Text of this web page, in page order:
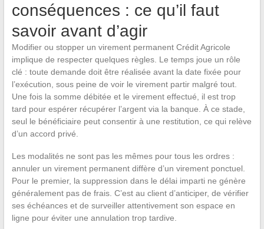
conséquences : ce qu’il faut
savoir avant d’agir
Modifier ou stopper un virement permanent Crédit Agricole
implique de respecter quelques règles. Le temps joue un rôle
clé : toute demande doit être réalisée avant la date fixée pour
l’exécution, sous peine de voir le virement partir malgré tout.
Une fois la somme débitée et le virement effectué, il est trop
tard pour espérer récupérer l’argent via la banque. À ce stade,
seul le bénéficiaire peut consentir à une restitution, ce qui relève
d’un accord privé.
Les modalités ne sont pas les mêmes pour tous les ordres :
annuler un virement permanent diffère d’un virement ponctuel.
Pour le premier, la suppression dans le délai imparti ne génère
généralement pas de frais. C’est au client d’anticiper, de vérifier
ses échéances et de surveiller attentivement son espace en
ligne pour éviter une annulation trop tardive.